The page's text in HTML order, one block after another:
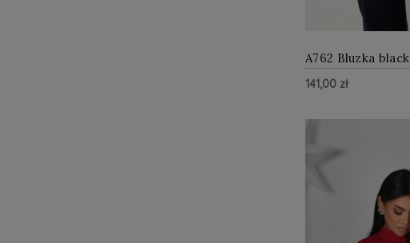
A762 Bluzka black
141,00 zł
Do Koszyka